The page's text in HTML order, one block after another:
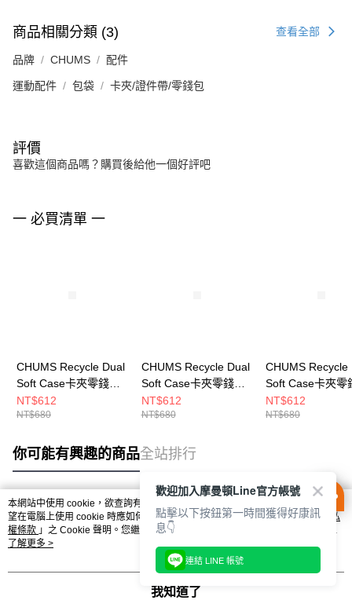
商品相關分類 (3) 查看全部
品牌 CHUMS 配件
運動配件 包袋 卡夾/證件帶/零錢包
評價
喜歡這個商品嗎？購買後給他一個好評吧
一 必買清單 一
CHUMS Recycle Dual
Soft Case卡夾零錢包
米灰色
CH603987G057
NT$612
NT$680
CHUMS Recycle Dual
Soft Case卡夾零錢包
黑色 CH603987K001
NT$612
NT$680
CHUMS Recycle
Soft Case卡夾零
Watercolor
CH603987Z400
NT$612
NT$680
你可能有興趣的商品全站排行
熱門標籤
本網站中使用 cookie，欲查詢有關本網站使用 cookie 方式之詳情，及若您不希
望在電腦上使用 cookie 時應如何變更電腦的 cookie 設定，請參閱本網站「
隱私
權條款 」之 Cookie 聲明。您繼續使用本網站即表示您同意本公司得按本網站使
用條款之 Cookie 聲明使用 cookie。
了解更多 >
我知道了
歡迎加入摩曼頓Line官方帳號
點擊以下按鈕第一時間獲得好康訊
息👇
連結 LINE 帳號